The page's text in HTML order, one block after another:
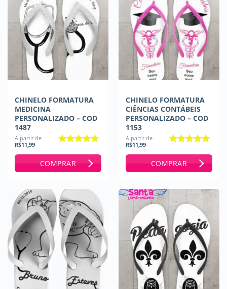
CHINELO FORMATURA
MEDICINA
PERSONALIZADO – COD
1487
A partir de
R$11,99
COMPRAR
CHINELO FORMATURA
CIÊNCIAS CONTÁBEIS
PERSONALIZADO – COD
1153
A partir de
R$11,99
COMPRAR